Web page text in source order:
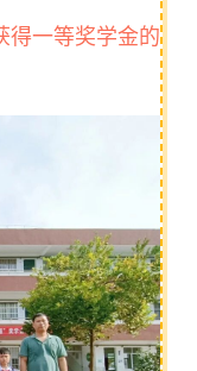
一等奖学金的